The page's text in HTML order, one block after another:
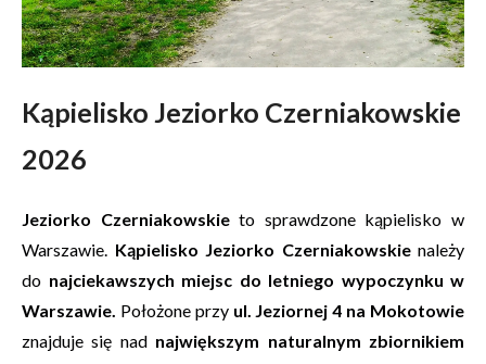
Kąpielisko Jeziorko Czerniakowskie
2026
Jeziorko Czerniakowskieto sprawdzone kąpielisko w
Warszawie. Kąpielisko Jeziorko Czerniakowskienależy
do najciekawszych miejsc do letniego wypoczynku w
Warszawie. Położone przy ul. Jeziornej 4 na Mokotowie
znajduje się nad największym naturalnym zbiornikiem